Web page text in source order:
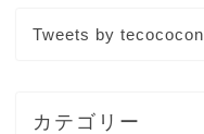
Tweets by tecococon
カテゴリー